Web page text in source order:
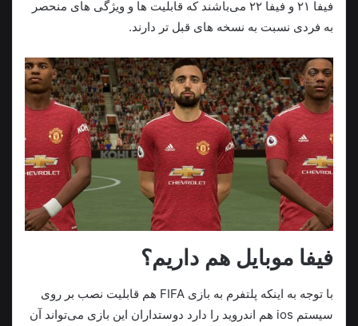
فیفا ۲۱ و فیفا ۲۲ می‌باشند که قابلیت ها و ویژگی های منحصر
به فردی نسبت به نسخه های قبل تر دارند.
فیفا موبایل هم داریم؟
با توجه به اینکه پلتفرم به بازی FIFA هم قابلیت نصب بر روی
سیستم ios هم اندروید را دارد دوستداران این بازی می‌تواند آن